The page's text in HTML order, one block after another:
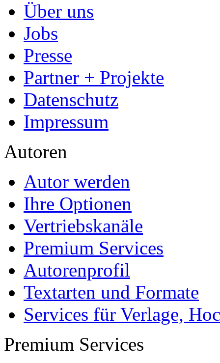
Über uns
Jobs
Presse
Partner + Projekte
Datenschutz
Impressum
Autoren
Autor werden
Ihre Optionen
Vertriebskanäle
Premium Services
Autorenprofil
Textarten und Formate
Services für Verlage,
Premium Services